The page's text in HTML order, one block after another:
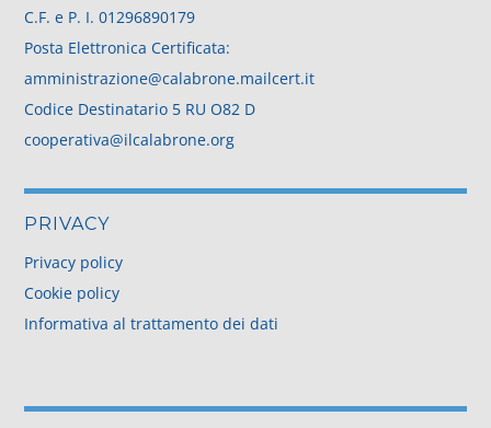
C.F. e P. I. 01296890179
Posta Elettronica Certificata:
amministrazione@calabrone.mailcert.it
Codice Destinatario 5 RU O82 D
cooperativa@ilcalabrone.org
PRIVACY
Privacy policy
Cookie policy
Informativa al trattamento dei dati